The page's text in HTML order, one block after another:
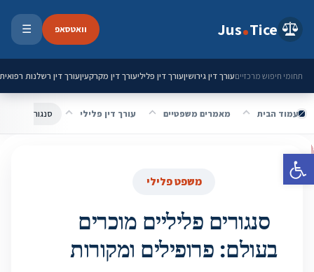
פתח סרגל נגישות
Jus Tice וואטסאפ ☰
תחומי חיפוש מרכזייםעורך דין גירושיןעורך דין פליליעורך דין מקרקעיןעורך דין רשלנות רפואית
עמוד הבית מאמרים משפטיים עורך דין פלילי סנגורים
משפט פלילי
סנגורים פליליים מוכרים
בעולם: פרופילים ומקורות